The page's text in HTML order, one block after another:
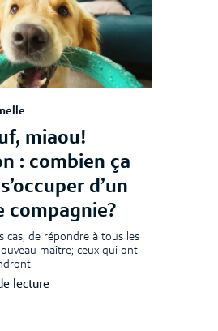
miaou!
: combien ça
d’un
compagnie?
cas, de répondre à tous les
maître; ceux qui ont
lecture